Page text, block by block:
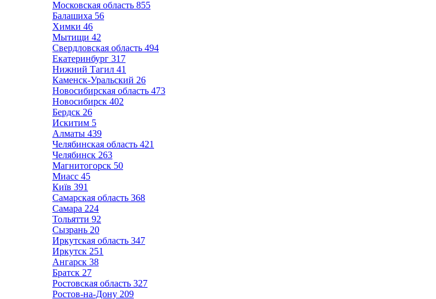
Московская область 855
Балашиха 56
Химки 46
Мытищи 42
Свердловская область 494
Екатеринбург 317
Нижний Тагил 41
Каменск-Уральский 26
Новосибирская область 473
Новосибирск 402
Бердск 26
Искитим 5
Алматы 439
Челябинская область 421
Челябинск 263
Магнитогорск 50
Миасс 45
Київ 391
Самарская область 368
Самара 224
Тольятти 92
Сызрань 20
Иркутская область 347
Иркутск 251
Ангарск 38
Братск 27
Ростовская область 327
Ростов-на-Дону 209